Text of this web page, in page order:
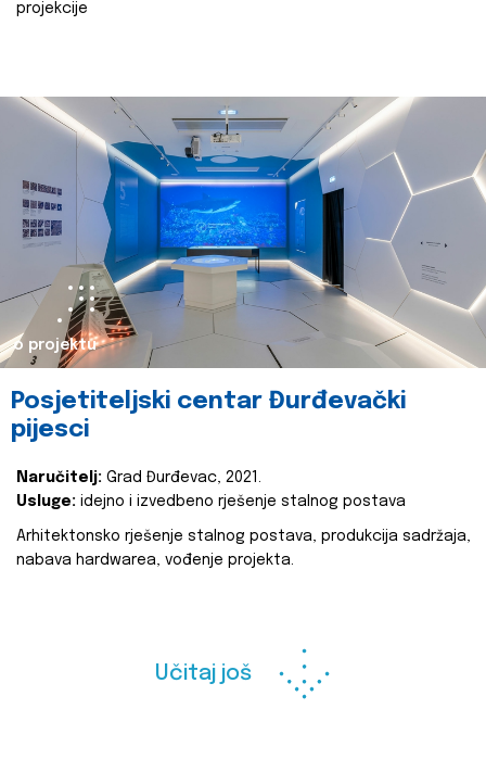
projekcije
o projektu
Posjetiteljski centar Đurđevački
pijesci
Naručitelj: Grad Đurđevac, 2021.
Usluge: idejno i izvedbeno rješenje stalnog postava
Arhitektonsko rješenje stalnog postava, produkcija sadržaja,
nabava hardwarea, vođenje projekta.
Učitaj još